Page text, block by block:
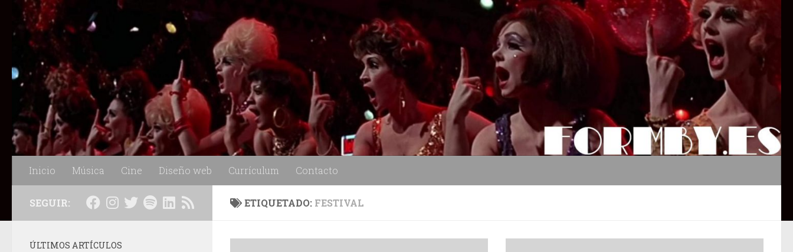
Saltar al contenido
Inicio Música Cine Diseño web Currículum Contacto
ETIQUETADO: FESTIVAL
SEGUIR:
ÚLTIMOS ARTÍCULOS